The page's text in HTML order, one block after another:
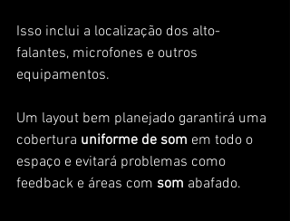
Isso inclui a localização dos alto-
falantes, microfones e outros
equipamentos.
Um layout bem planejado garantirá uma
cobertura uniforme de som em todo o
espaço e evitará problemas como
feedback e áreas com som abafado.